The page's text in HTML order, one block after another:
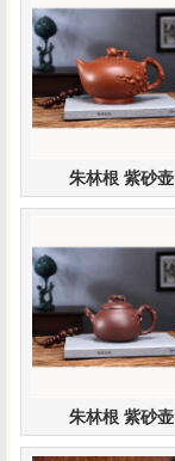
朱林根 紫砂壶
朱林根 紫砂壶